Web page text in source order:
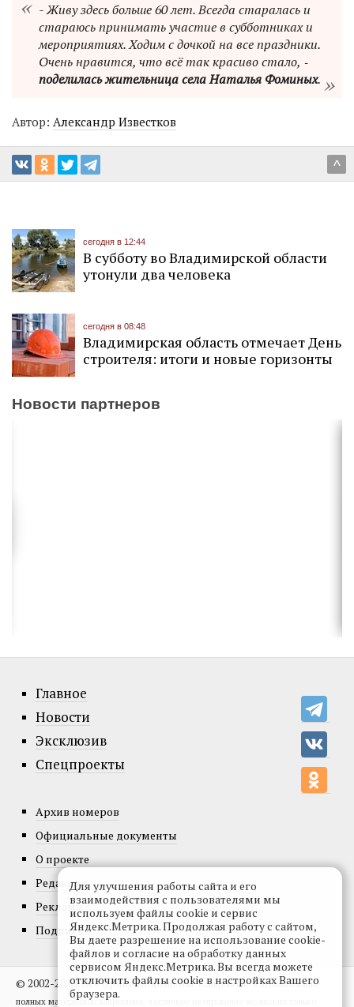
- Живу здесь больше 60 лет. Всегда старалась и
стараюсь принимать участие в субботниках и
мероприятиях. Ходим с дочкой на все праздники.
Очень нравится, что всё так красиво стало, ‑
поделилась жительница села Наталья Фоминых.
Автор: Александр Известков
^
сегодня в 12:44
В субботу во Владимирской области
утонули два человека
сегодня в 08:48
Владимирская область отмечает День
строителя: итоги и новые горизонты
Новости партнеров
Главное
Новости
Эксклюзив
Спецпроекты
Архив номеров
Официальные документы
О проекте
Редакция
Реклама
Подписка
© 2002-2026, Все права защищены.Копирование и использование
полных материалов запрещено, частичное цитирование возможно только
Для улучшения работы сайта и его
взаимодействия с пользователями мы
используем файлы cookie и сервис
Яндекс.Метрика. Продолжая работу с сайтом,
Вы даете разрешение на использование cookie-
файлов и согласие на обработку данных
сервисом Яндекс.Метрика. Вы всегда можете
отключить файлы cookie в настройках Вашего
браузера.